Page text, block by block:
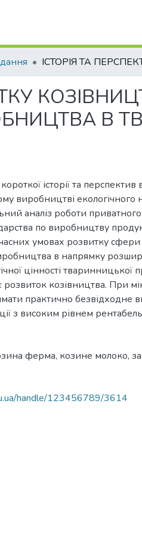
В
історії та перспектив
виробництві екологічного
аналіз роботи приватного
по виробництву
умовах розвитку сфери
в напрямку
цінності тваринницької
розвиток козівництва. При
практично безвідходне
з високим рівнем
ферма, козине молоко,
handle/123456789/3614